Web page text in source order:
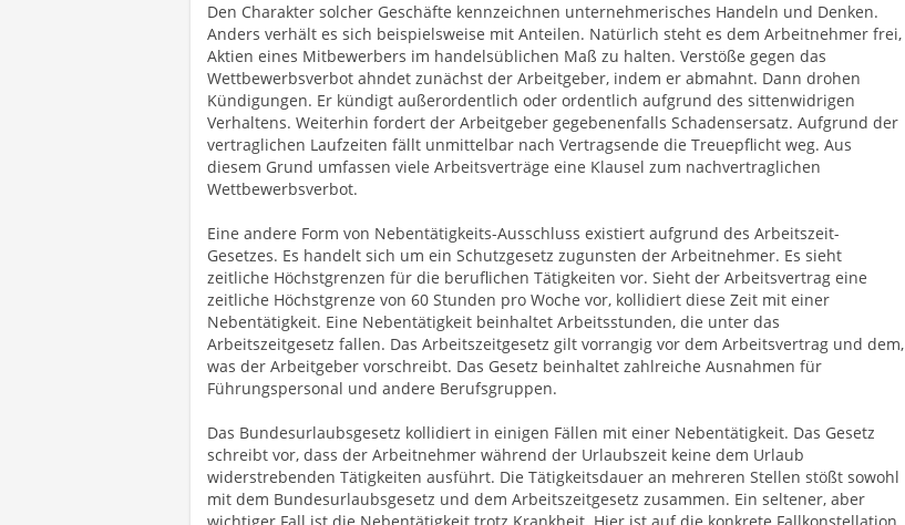
Den Charakter solcher Geschäfte kennzeichnen unternehmerisches Handeln und Denken.
Anders verhält es sich beispielsweise mit Anteilen. Natürlich steht es dem Arbeitnehmer frei,
Aktien eines Mitbewerbers im handelsüblichen Maß zu halten. Verstöße gegen das
Wettbewerbsverbot ahndet zunächst der Arbeitgeber, indem er abmahnt. Dann drohen
Kündigungen. Er kündigt außerordentlich oder ordentlich aufgrund des sittenwidrigen
Verhaltens. Weiterhin fordert der Arbeitgeber gegebenenfalls Schadensersatz. Aufgrund der
vertraglichen Laufzeiten fällt unmittelbar nach Vertragsende die Treuepflicht weg. Aus
diesem Grund umfassen viele Arbeitsverträge eine Klausel zum nachvertraglichen
Wettbewerbsverbot.
Eine andere Form von Nebentätigkeits-Ausschluss existiert aufgrund des Arbeitszeit-
Gesetzes. Es handelt sich um ein Schutzgesetz zugunsten der Arbeitnehmer. Es sieht
zeitliche Höchstgrenzen für die beruflichen Tätigkeiten vor. Sieht der Arbeitsvertrag eine
zeitliche Höchstgrenze von 60 Stunden pro Woche vor, kollidiert diese Zeit mit einer
Nebentätigkeit. Eine Nebentätigkeit beinhaltet Arbeitsstunden, die unter das
Arbeitszeitgesetz fallen. Das Arbeitszeitgesetz gilt vorrangig vor dem Arbeitsvertrag und dem,
was der Arbeitgeber vorschreibt. Das Gesetz beinhaltet zahlreiche Ausnahmen für
Führungspersonal und andere Berufsgruppen.
Das Bundesurlaubsgesetz kollidiert in einigen Fällen mit einer Nebentätigkeit. Das Gesetz
schreibt vor, dass der Arbeitnehmer während der Urlaubszeit keine dem Urlaub
widerstrebenden Tätigkeiten ausführt. Die Tätigkeitsdauer an mehreren Stellen stößt sowohl
mit dem Bundesurlaubsgesetz und dem Arbeitszeitgesetz zusammen. Ein seltener, aber